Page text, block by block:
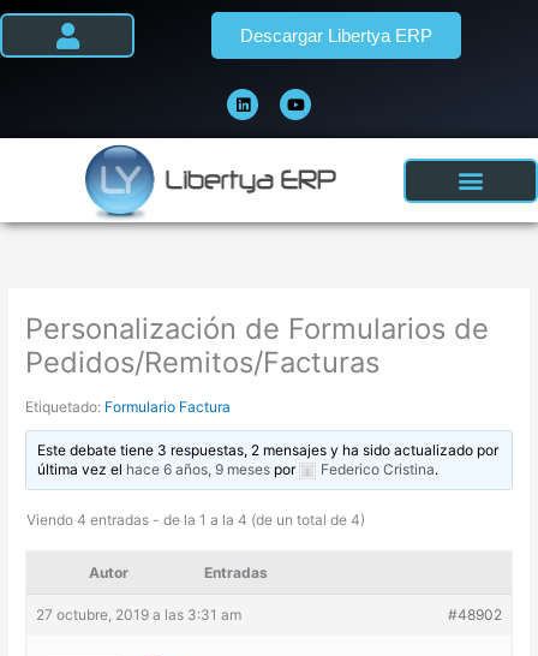
Ir
i
n
k
e
i
n
o
u
t
u
e
Descargar Libertya ERP
Personalización de Formularios de
Pedidos/Remitos/Facturas
Etiquetado: Formulario Factura
Este debate tiene 3 respuestas, 2 mensajes y ha sido actualizado por
última vez el hace 6 años, 9 meses por Federico Cristina.
Viendo 4 entradas - de la 1 a la 4 (de un total de 4)
Autor Entradas
27 octubre, 2019 a las 3:31 am #48902